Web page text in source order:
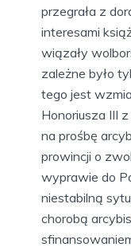
przegrała z
interesami
wiązały
zależne było
tego jest
Honoriusza III
na prośbę
prowincji o
wyprawie do
niestabilną
chorobą